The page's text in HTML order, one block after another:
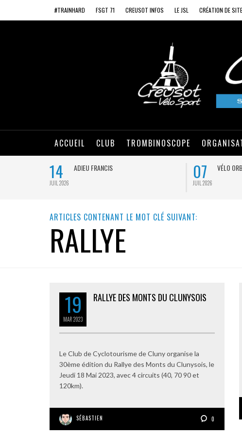
#TRAINHARD FSGT 71 CREUSOT INFOS LE JSL CRÉATION DE
ACCUEIL CLUB TROMBINOSCOPE
14
JUIL 2026
ADIEU FRANCIS 07
JUIL 2026
VÉLO
ARTICLES CONTENANT LE MOT CLÉ SUIVANT:
RALLYE
19
MAR2023
RALLYE DES MONTS DU CLUNYSOIS
Le Club de Cyclotourisme de Cluny organise la
30ème édition du Rallye des Monts du Clunysois, le
Jeudi 18 Mai 2023, avec 4 circuits (40, 70 90 et
120km).
SÉBASTIEN 0